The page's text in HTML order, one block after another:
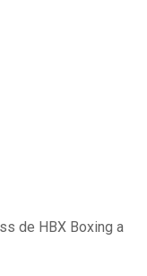
de HBX Boxing a